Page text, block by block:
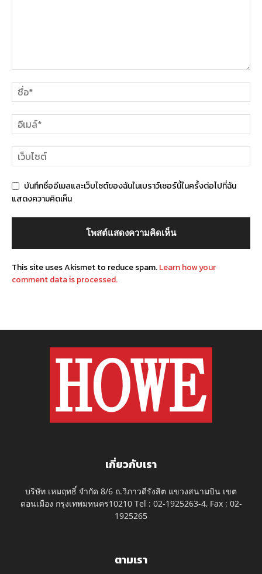
บันทึกชื่ออีเมลและเว็บไซต์ของฉันในเบราว์เซอร์นี้ในครั้งต่อไปที่ฉัน
แสดงความคิดเห็น
This site uses Akismet to reduce spam.Learn how your
comment data is processed.
เกี่ยวกับเรา
บริษัท เหมฤทธิ์ จำกัด 8/6 ถ.วิภาวดีรังสิต แขวงสนามบิน เขต
ดอนเมือง กรุงเทพมหนคร10210 Tel : 02-1925263-4, Fax : 02-
1925265
ตามเรา